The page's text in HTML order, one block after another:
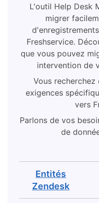
L'outil Help Desk
migrer
Freshservice.
que vous pouvez
intervention de
Vous
exigences
vers
Parlons de vos
de
Entités
Zendesk